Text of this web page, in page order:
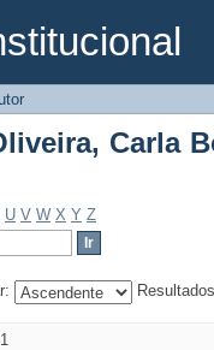
Carla
Carla
U V W X Y Z